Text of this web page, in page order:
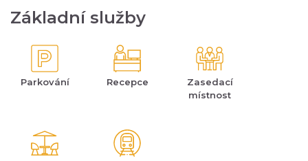
Základní služby
Parkování Recepce
Zasedací
místnost